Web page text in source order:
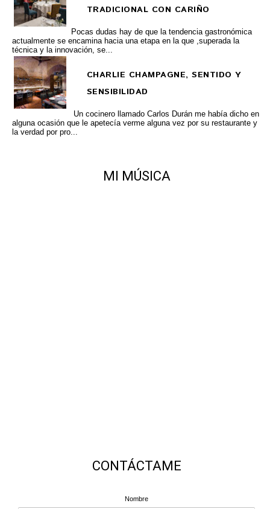
TRADICIONAL CON CARIÑO
Pocas dudas hay de que la tendencia gastronómica
actualmente se encamina hacia una etapa en la que ,superada la
técnica y la innovación, se...
CHARLIE CHAMPAGNE, SENTIDO Y
SENSIBILIDAD
Un cocinero llamado Carlos Durán me había dicho en
alguna ocasión que le apetecía verme alguna vez por su restaurante y
la verdad por pro...
MI MÚSICA
CONTÁCTAME
Nombre